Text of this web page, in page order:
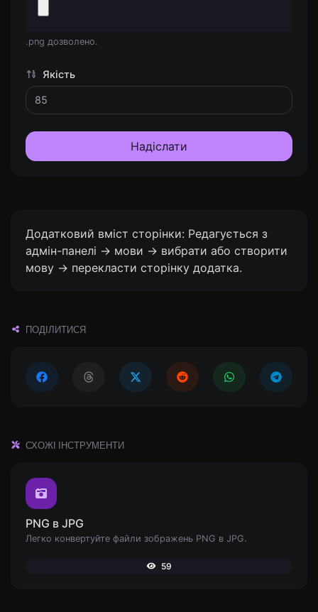
.png дозволено.
Якість
Надіслати
Додатковий вміст сторінки: Редагується з
адмін-панелі -> мови -> вибрати або створити
мову -> перекласти сторінку додатка.
ПОДІЛИТИСЯ
СХОЖІ ІНСТРУМЕНТИ
PNG в JPG
Легко конвертуйте файли зображень PNG в JPG.
59